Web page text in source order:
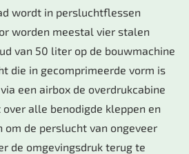
wordt in persluchtflessen
worden meestal vier stalen
van 50 liter op de bouwmachine
die in gecomprimeerde vorm is
een airbox de overdrukcabine
alle benodigde kleppen en
om de perslucht van ongeveer
de omgevingsdruk terug te